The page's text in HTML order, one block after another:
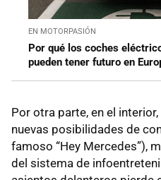
EN MOTORPASIÓN
Por qué los coches
pueden tener futuro en
Por otra parte, en el
nuevas posibilidades de
famoso “Hey Mercedes”),
del sistema de